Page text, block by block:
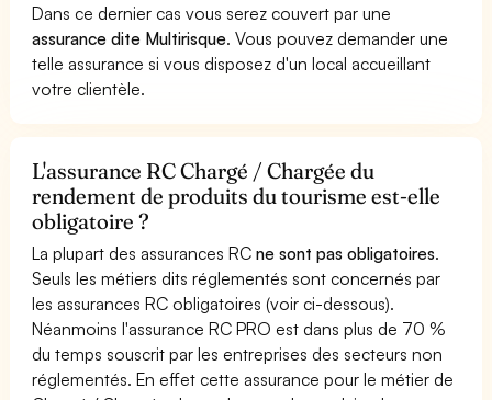
Dans ce dernier cas vous serez couvert par une
assurance dite Multirisque. Vous pouvez demander une
telle assurance si vous disposez d'un local accueillant
votre clientèle.
L'assurance RC Chargé / Chargée du
rendement de produits du tourisme est-elle
obligatoire ?
La plupart des assurances RCne sont pas obligatoires.
Seuls les métiers dits réglementés sont concernés par
les assurances RC obligatoires (voir ci-dessous).
Néanmoins l'assurance RC PRO est dans plus de 70 %
du temps souscrit par les entreprises des secteurs non
réglementés. En effet cette assurance pour le métier de